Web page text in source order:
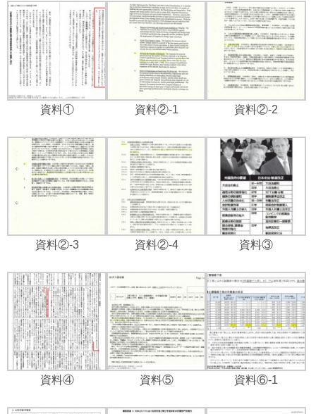
資料① 資料②-1 資料②-2
資料②-3 資料②-4 資料③
資料④ 資料⑤ 資料⑥-1